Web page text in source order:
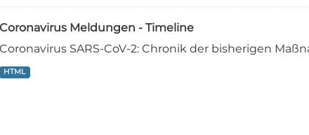
Coronavirus Meldungen - Timeline
Coronavirus SARS-CoV-2: Chronik der bisherigen
HTML